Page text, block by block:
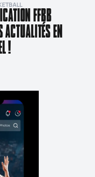
FFBB
ACTUALITÉS EN
!